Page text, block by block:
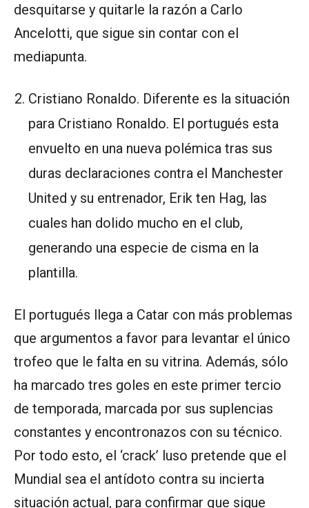
desquitarse y quitarle la razón a Carlo
Ancelotti, que sigue sin contar con el
mediapunta.
Cristiano Ronaldo. Diferente es la situación
para Cristiano Ronaldo. El portugués esta
envuelto en una nueva polémica tras sus
duras declaraciones contra el Manchester
United y su entrenador, Erik ten Hag, las
cuales han dolido mucho en el club,
generando una especie de cisma en la
plantilla.
El portugués llega a Catar con más problemas
que argumentos a favor para levantar el único
trofeo que le falta en su vitrina. Además, sólo
ha marcado tres goles en este primer tercio
de temporada, marcada por sus suplencias
constantes y encontronazos con su técnico.
Por todo esto, el ‘crack’ luso pretende que el
Mundial sea el antídoto contra su incierta
situación actual, para confirmar que sigue